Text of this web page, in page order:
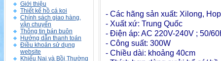
Giới thiệu
Thiết kế hồ cá koi
Chính sách giao hàng,
vận chuyển
Thông tin bán buôn
Hướng dẫn thanh toán
Điều khoản sử dụng
website
Khiếu Nại và Bồi Thường
- Các hãng sản xuất: Xilong,
- Xuất xứ: Trung Quốc
- Điện áp: AC 220V-240V ; 50/
- Công suất: 300W
- Chiều dài: khoảng 40cm